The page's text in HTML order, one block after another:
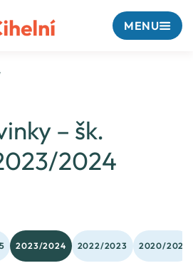
MENU
– šk.
2024
2023/2024 2022/2023 2020/2021